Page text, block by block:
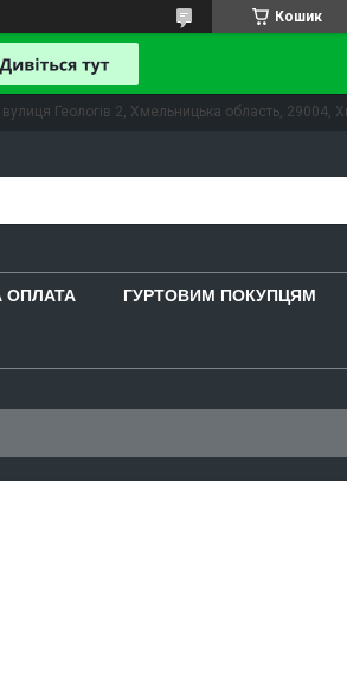
Кошик
вулиця Геологів 2, Хмельницька область, 29004,
ОПЛАТА ГУРТОВИМ ПОКУПЦЯМ